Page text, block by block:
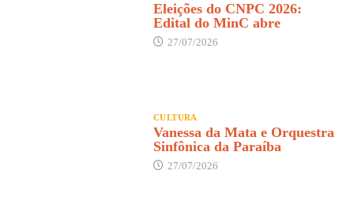
Eleições do CNPC 2026:
Edital do MinC abre
27/07/2026
CULTURA
Vanessa da Mata e Orquestra
Sinfônica da Paraíba
27/07/2026